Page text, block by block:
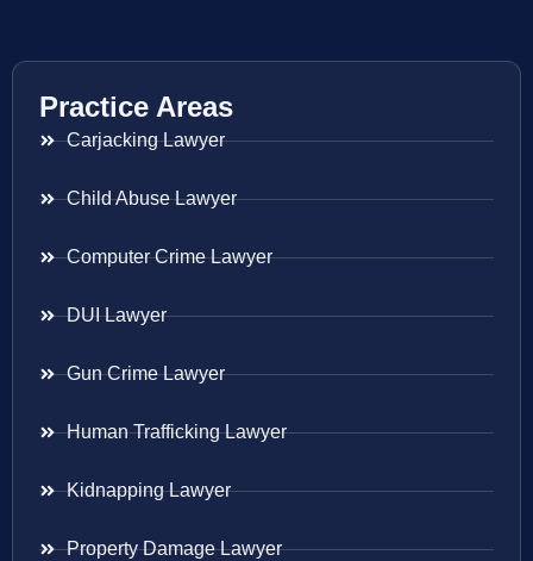
Practice Areas
Carjacking Lawyer
Child Abuse Lawyer
Computer Crime Lawyer
DUI Lawyer
Gun Crime Lawyer
Human Trafficking Lawyer
Kidnapping Lawyer
Property Damage Lawyer